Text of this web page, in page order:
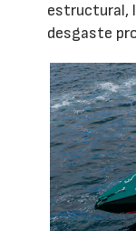
estructural,
desgaste